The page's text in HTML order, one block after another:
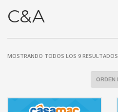
C&A
MOSTRANDO TODOS LOS 9 RESULTADOS